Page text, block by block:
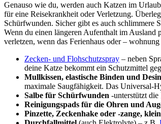
Genauso wie du, werden auch Katzen im
für eine Reisekrankheit oder Verletzung.
Schürfwunden. Sicher gibt es auch schlimmere
Wenn du einen längeren Aufenthalt im Ausland
verletzen, wenn das Ferienhaus oder –
Zecken- und Flohschutzspray – neben
deine Katze bekommt ein Schutzmittel
Mullkissen, elastische Binden und
maximale Saugfähigkeit. Das Universal-
Salbe für Schürfwunden -unterstützt
Reinigungspads für die Ohren und
Pinzette, Zeckenhake oder -zange,